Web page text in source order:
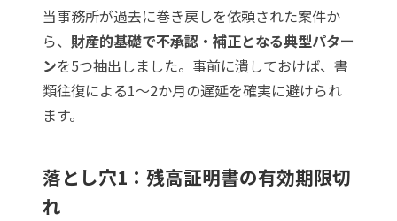
当事務所が過去に巻き戻しを依頼された案件か
ら、 財産的基礎で不承認・補正となる典型パター
ンを5つ抽出しました。事前に潰しておけば、書
類往復による1〜2か月の遅延を確実に避けられ
ます。
落とし穴1：残高証明書の有効期限切
れ